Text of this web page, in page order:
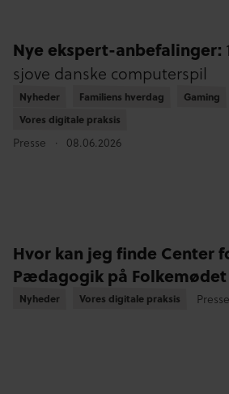
Nye ekspert-anbefalinger:
sjove danske computerspil
Nyheder
Nyheder Familiens hverdag
Familiens hverdag Gaming
Gaming
Vores digitale praksis
Vores digitale praksis
Presse 08.06.2026
Hvor kan jeg finde Center
Pædagogik på Folkemødet
Nyheder
Nyheder Vores digitale praksis
Vores digitale praksis Presse